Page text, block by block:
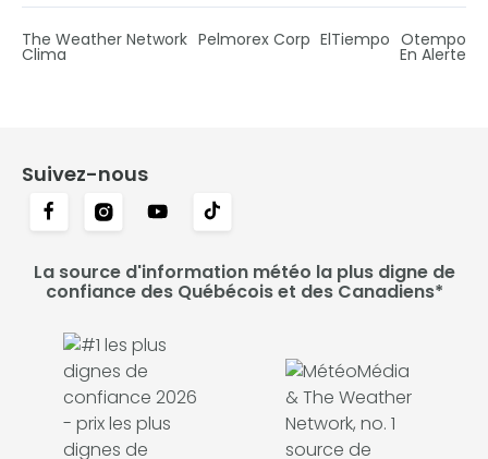
The Weather Network Pelmorex Corp ElTiempo Otempo
Clima En Alerte
Suivez-nous
La source d'information météo la plus digne de
confiance des Québécois et des Canadiens*